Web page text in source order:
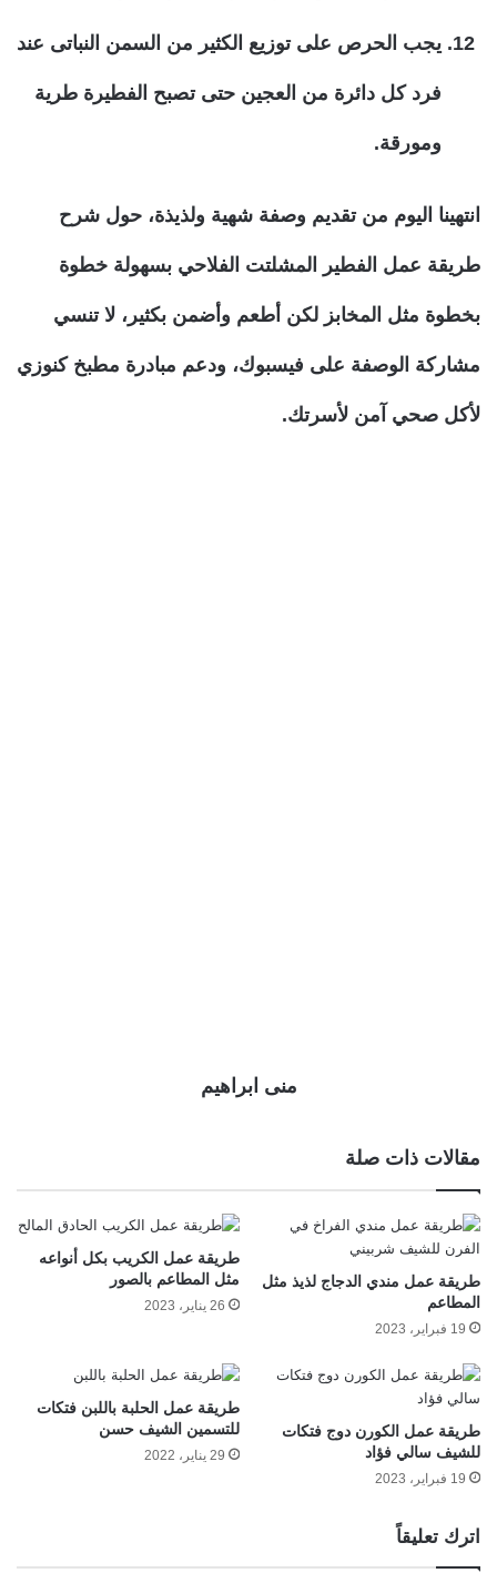
يجب الحرص على توزيع الكثير من السمن النباتى عند
فرد كل دائرة من العجين حتى تصبح الفطيرة طرية
ومورقة.
انتهينا اليوم من تقديم وصفة شهية ولذيذة، حول شرح
طريقة عمل الفطير المشلتت الفلاحي بسهولة خطوة
بخطوة مثل المخابز لكن أطعم وأضمن بكثير، لا تنسي
مشاركة الوصفة على فيسبوك، ودعم مبادرة مطبخ كنوزي
لأكل صحي آمن لأسرتك.
منى ابراهيم
مقالات ذات صلة
طريقة عمل مندي الدجاج لذيذ مثل
المطاعم
19 فبراير، 2023
طريقة عمل الكريب بكل أنواعه
مثل المطاعم بالصور
26 يناير، 2023
طريقة عمل الكورن دوج فتكات
للشيف سالي فؤاد
19 فبراير، 2023
طريقة عمل الحلبة باللبن فتكات
للتسمين الشيف حسن
29 يناير، 2022
اترك تعليقاً